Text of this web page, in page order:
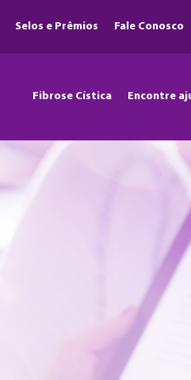
Selos e Prêmios Fale Conosco
Fibrose Cística Encontre